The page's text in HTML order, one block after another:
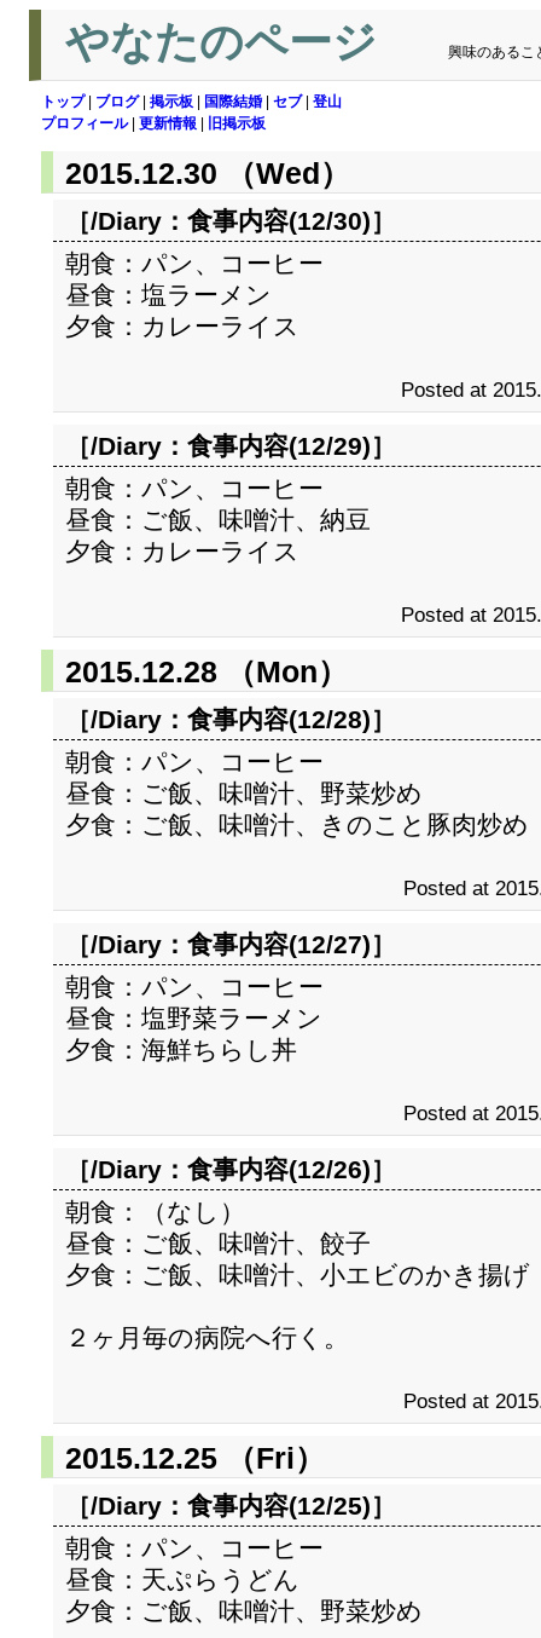
やなたのページ 興味のあるこ
トップ| ブログ| 掲示板 国際結婚 セブ| 登山
プロフィール| 更新情報 旧掲示板
2015.12.30 （Wed）
［/Diary： 食事内容(12/30)］
朝食：パン、コーヒー
昼食：塩ラーメン
夕食：カレーライス
Posted at
［/Diary： 食事内容(12/29)］
朝食：パン、コーヒー
昼食：ご飯、味噌汁、納豆
夕食：カレーライス
Posted at
2015.12.28 （Mon）
［/Diary： 食事内容(12/28)］
朝食：パン、コーヒー
昼食：ご飯、味噌汁、野菜炒め
夕食：ご飯、味噌汁、きのこと豚肉炒め
Posted at
［/Diary： 食事内容(12/27)］
朝食：パン、コーヒー
昼食：塩野菜ラーメン
夕食：海鮮ちらし丼
Posted at
［/Diary： 食事内容(12/26)］
朝食：（なし）
昼食：ご飯、味噌汁、餃子
夕食：ご飯、味噌汁、小エビのかき揚げ
２ヶ月毎の病院へ行く。
Posted at
2015.12.25 （Fri）
［/Diary： 食事内容(12/25)］
朝食：パン、コーヒー
昼食：天ぷらうどん
夕食：ご飯、味噌汁、野菜炒め